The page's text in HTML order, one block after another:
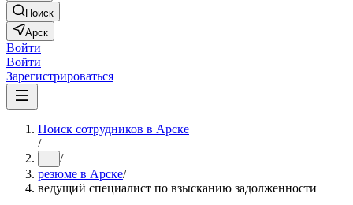
Поиск
Арск
Войти
Войти
Зарегистрироваться
Поиск сотрудников в Арске
/
... /
резюме в Арске/
ведущий специалист по взысканию задолженности